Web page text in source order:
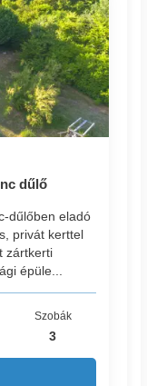
dűlő
dűlőben eladó
privát kerttel
zártkerti
épüle...
Szobák
3